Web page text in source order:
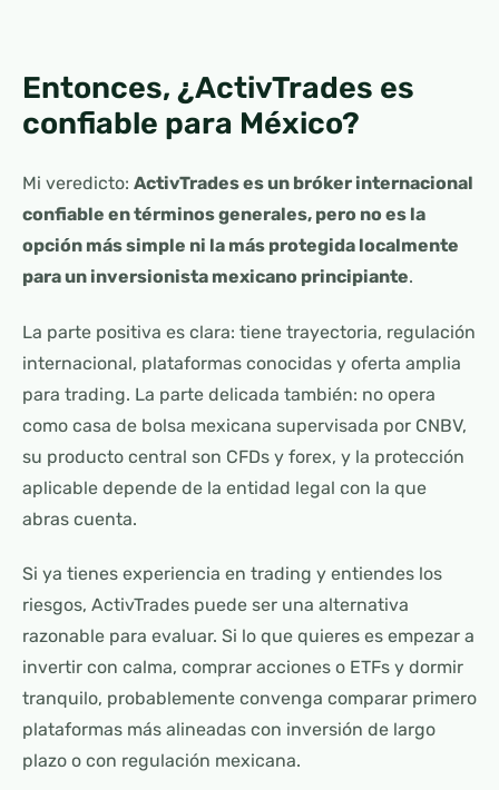
Entonces, ¿ActivTrades es
confiable para México?
Mi veredicto: ActivTrades es un bróker internacional
confiable en términos generales, pero no es la
opción más simple ni la más protegida localmente
para un inversionista mexicano principiante.
La parte positiva es clara: tiene trayectoria, regulación
internacional, plataformas conocidas y oferta amplia
para trading. La parte delicada también: no opera
como casa de bolsa mexicana supervisada por CNBV,
su producto central son CFDs y forex, y la protección
aplicable depende de la entidad legal con la que
abras cuenta.
Si ya tienes experiencia en trading y entiendes los
riesgos, ActivTrades puede ser una alternativa
razonable para evaluar. Si lo que quieres es empezar a
invertir con calma, comprar acciones o ETFs y dormir
tranquilo, probablemente convenga comparar primero
plataformas más alineadas con inversión de largo
plazo o con regulación mexicana.